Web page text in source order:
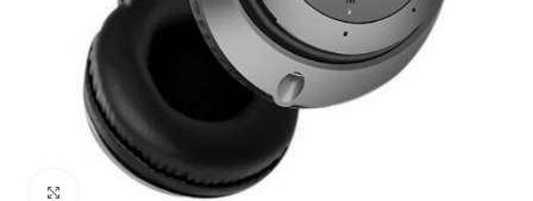
Uvećaj sliku